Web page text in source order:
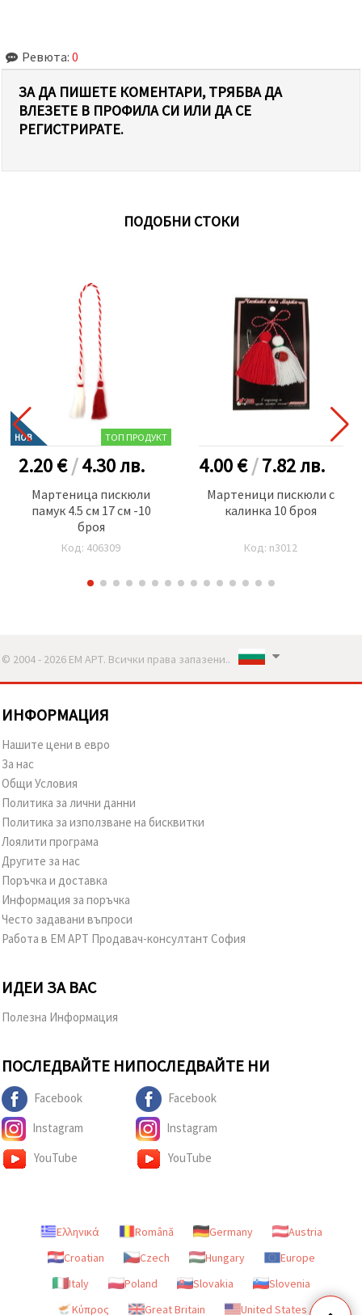
Ревюта: 0
ЗА ДА ПИШЕТЕ КОМЕНТАРИ, ТРЯБВА ДА
ВЛЕЗЕТЕ В ПРОФИЛА СИ ИЛИ ДА СЕ
РЕГИСТРИРАТЕ.
ПОДОБНИ СТОКИ
НОВ ТОП ПРОДУКТ
2.20 €/4.30лв.
Мартеница пискюли
памук 4.5 см 17 см -10
броя
Код: 406309
4.00 €/7.82лв.
Мартеници пискюли с
калинка 10 броя
Код: n3012
© 2004 - 2026 ЕМ АРТ. Всички права запазени..
ИНФОРМАЦИЯ
Нашите цени в евро
За нас
Общи Условия
Политика за лични данни
Политика за използване на бисквитки
Лоялити програма
Другите за нас
Поръчка и доставка
Информация за поръчка
Често задавани въпроси
Работа в ЕМ АРТ Продавач-консултант София
ИДЕИ ЗА ВАС
Полезна Информация
ПОСЛЕДВАЙТЕ НИ
Facebook
Instagram
YouTube
ПОСЛЕДВАЙТЕ НИ
Facebook
Instagram
YouTube
Ελληνικά Română Germany
Austria
Croatian
Czech Hungary
Europe
Italy
Poland Slovakia
Slovenia
Κύπρος
Great Britain United States